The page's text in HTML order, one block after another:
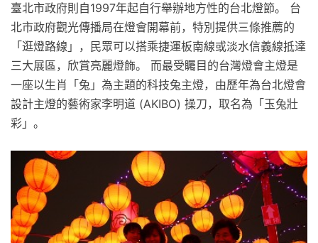
臺北市政府則自1997年起自行舉辦地方性的台北燈節。 台
北市政府觀光傳播局在燈會開幕前，特別提供三條推薦的
「逛燈路線」，民眾可以搭乘捷運板南線或淡水信義線抵達
三大展區，欣賞亮麗燈飾。 而最受矚目的台灣燈會主燈是
一座以生肖「兔」為主題的科技兔主燈，由歷年為台北燈會
設計主燈的藝術家李明道 (AKIBO) 操刀，取名為「玉兔壯
彩」。